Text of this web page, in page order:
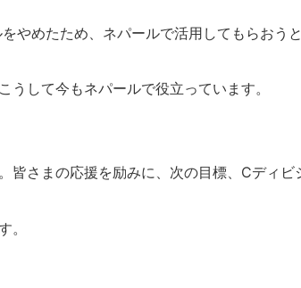
やめたため、ネパールで活用してもらおう
して今もネパールで役立っています。
皆さまの応援を励みに、次の目標、Cディビ
。